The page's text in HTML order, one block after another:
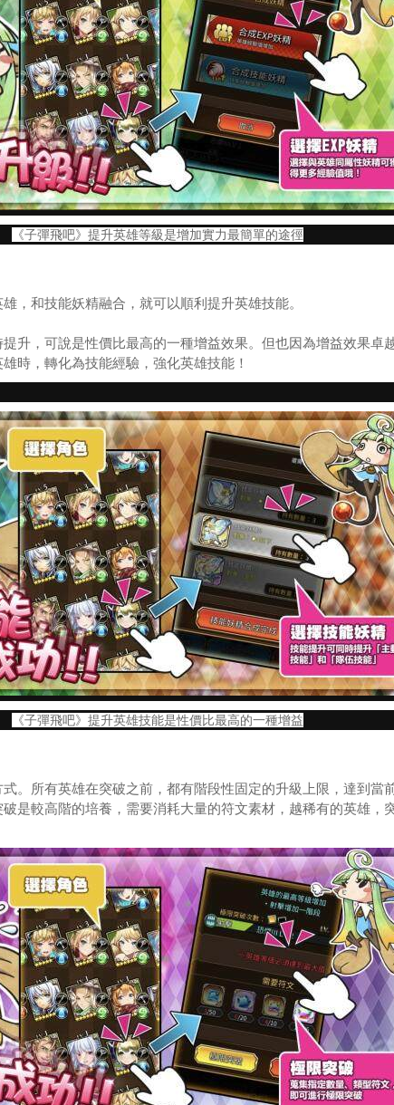
《子彈飛吧》提升英雄等級是增加實力最簡單的途徑
和技能妖精融合，就可以順利提升英雄技能。
，可說是性價比最高的一種增益效果。但也因為增益效果卓
時，轉化為技能經驗，強化英雄技能！
《子彈飛吧》提升英雄技能是性價比最高的一種增益
所有英雄在突破之前，都有階段性固定的升級上限，達到當
是較高階的培養，需要消耗大量的符文素材，越稀有的英雄，